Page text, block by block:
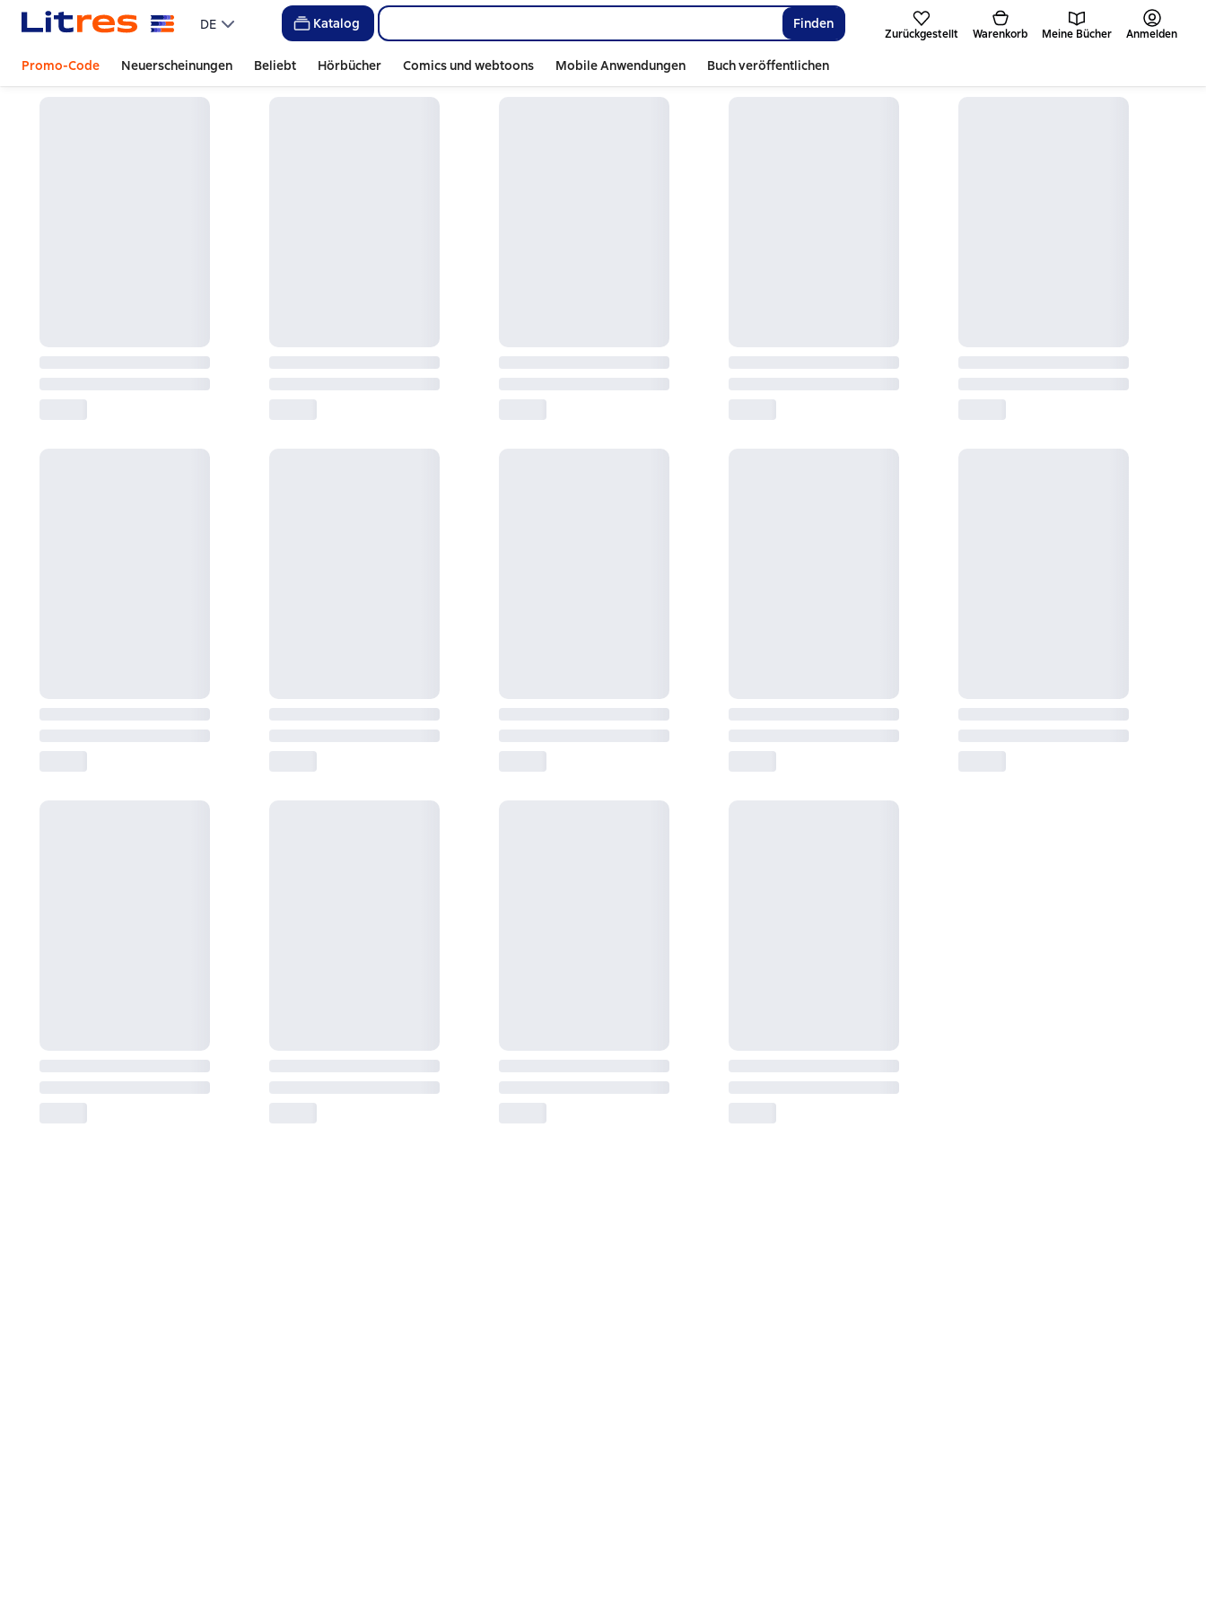
DE Katalog Finden
Zurückgestellt Warenkorb Meine Bücher Anmelden
Promo-Code Neuerscheinungen Beliebt Hörbücher Comics und webtoons Mobile Anwendungen Buch veröffentlichen